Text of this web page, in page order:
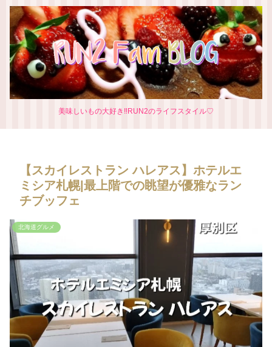
美味しいもの大好き‼RUN2のライフスタイル♡
【スカイレストラン ハレアス】ホテルエ
ミシア札幌|最上階での眺望が優雅なラン
チブッフェ
北海道グルメ